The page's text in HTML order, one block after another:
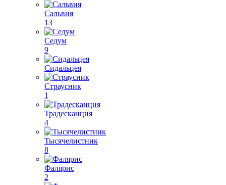
Сальвия
13
Седум
9
Сидальцея
Страусник
1
Традесканция
4
Тысячелистник
8
Фалярис
2